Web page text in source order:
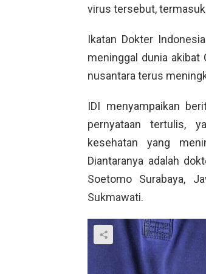
virus tersebut,
Ikatan Dokter
meninggal dunia akibat
nusantara terus
IDI menyampaikan
pernyataan tertulis,
kesehatan yang
Diantaranya adalah
Soetomo Surabaya,
Sukmawati.